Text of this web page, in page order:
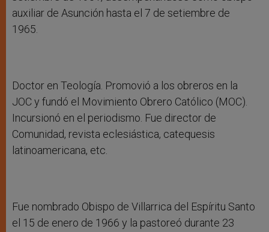
auxiliar de Asunción hasta el 7 de setiembre de
1965.
Doctor en Teología. Promovió a los obreros en la
JOC y fundó el Movimiento Obrero Católico (MOC).
Incursionó en el periodismo. Fue director de
Comunidad, revista eclesiástica, catequesis
latinoamericana, etc.
Fue nombrado Obispo de Villarrica del Espíritu Santo
el 15 de enero de 1966 y la pastoreó durante 23